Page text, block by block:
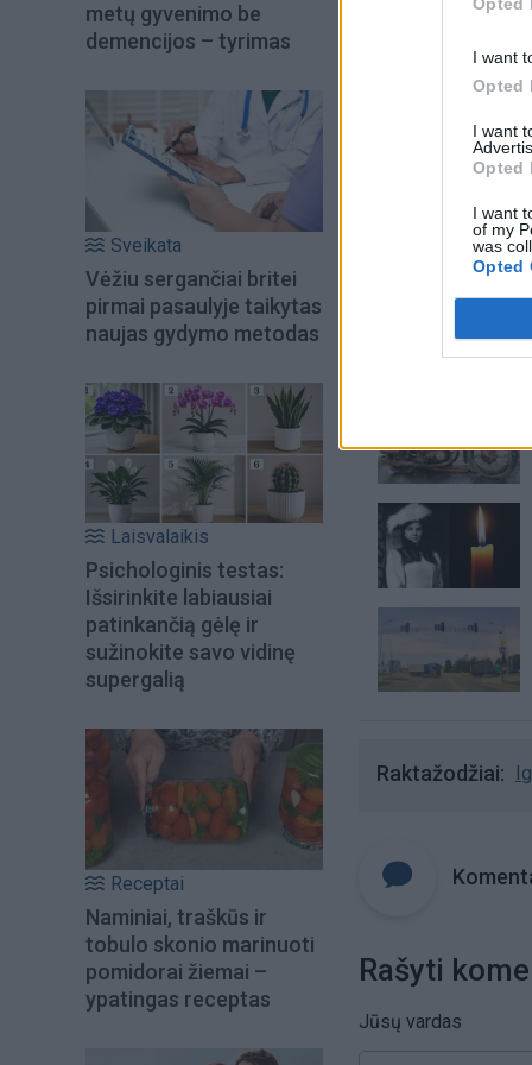
I want
Opted
I want
Opted
I want
of my
was
Opted
metų gyvenimo be
demencijos – tyrimas
Sveikata
Vėžiu sergančiai britei
pirmai pasaulyje taikytas
naujas gydymo metodas
Laisvalaikis
Psichologinis testas:
Išsirinkite labiausiai
patinkančią gėlę ir
sužinokite savo vidinę
supergalią
Receptai
Naminiai, traškūs ir
tobulo skonio marinuoti
pomidorai žiemai –
ypatingas receptas
Į Klaipėdą iš
Kučinskienė
Šiuo metu
Raktažodžiai
Rašyti
Jūsų vardas